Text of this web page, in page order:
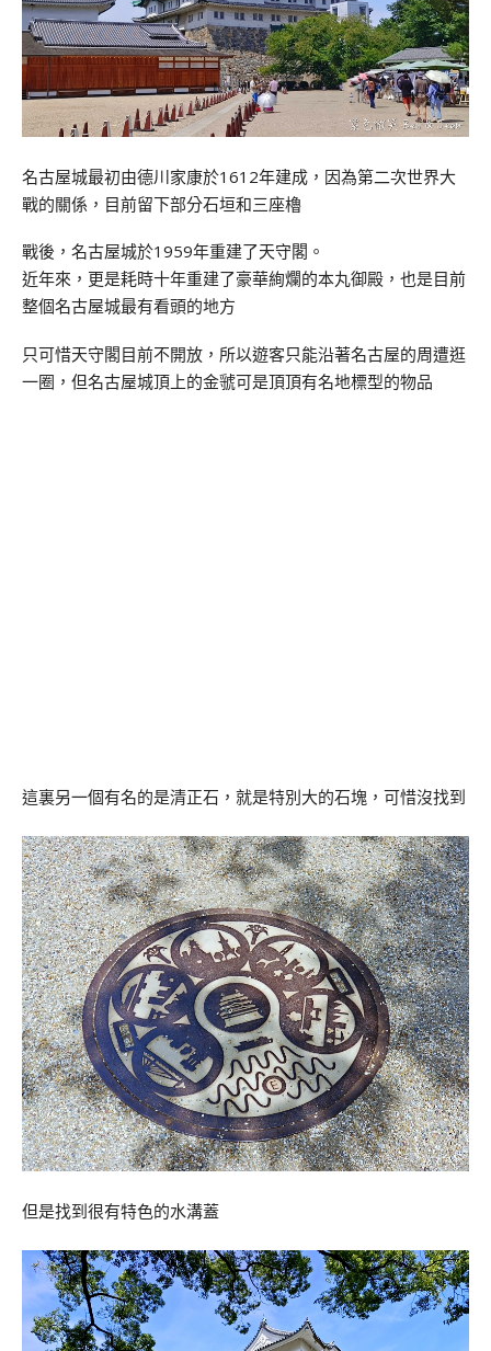
名古屋城最初由德川家康於1612年建成，因為第二次世界大
戰的關係，目前留下部分石垣和三座櫓
戰後，名古屋城於1959年重建了天守閣。
近年來，更是耗時十年重建了豪華絢爛的本丸御殿，也是目前
整個名古屋城最有看頭的地方
只可惜天守閣目前不開放，所以遊客只能沿著名古屋的周遭逛
一圈，但名古屋城頂上的金虢可是頂頂有名地標型的物品
這裏另一個有名的是清正石，就是特別大的石塊，可惜沒找到
但是找到很有特色的水溝蓋